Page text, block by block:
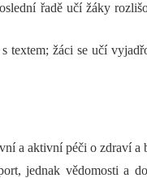
řadě učí žáky
textem; žáci se učí
a aktivní péči o zdraví
jednak vědomosti a